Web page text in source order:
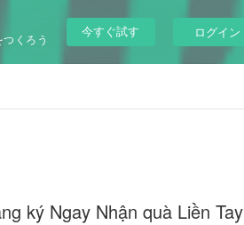
くろう
今すぐ試す ログイン
ký Ngay Nhận quà Liền Tay